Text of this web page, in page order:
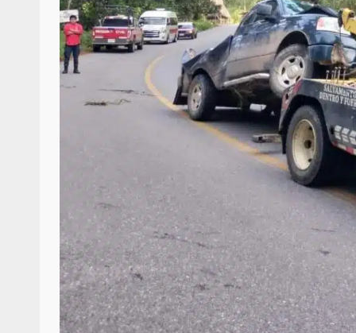
Poder Legislativo otorga
Catalina Egaña” a cinco mujeres
destacadas
10 marzo 2026